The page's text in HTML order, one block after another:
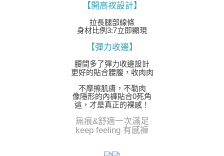
【開高衩設計】
拉長腿部線條
身材比例3:7立即顯現
【彈力收邊】
腰間多了彈力收邊設計
更好的貼合腰腹，收肉肉
不摩擦肌膚，不勒肉
像隱形的內褲貼合0死角
這，才是真正的裸感！
無痕&舒適一次滿足
keep feeling 有感褲